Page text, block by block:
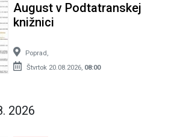
August v Podtatranskej
knižnici
Poprad,
Štvrtok 20.08.2026, 08:00
2026